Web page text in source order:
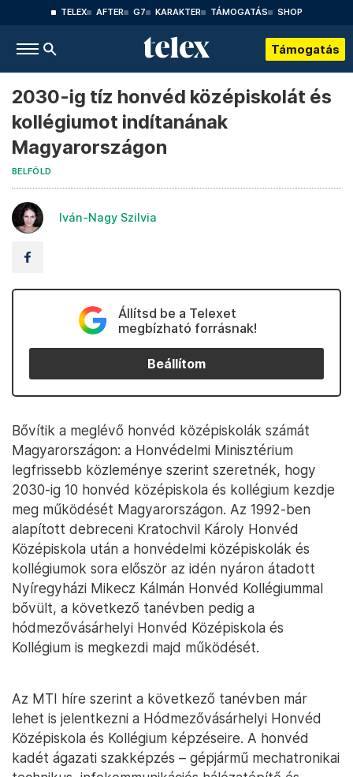
TELEX AFTER G7 KARAKTER TÁMOGATÁS SHOP
Támogatás
2030-ig tíz honvéd középiskolát és
kollégiumot indítanának
Magyarországon
BELFÖLD
Iván-Nagy Szilvia
Állítsd be a Telexet
megbízható forrásnak!
Beállítom
Bővítik a meglévő honvéd középiskolák számát
Magyarországon: a Honvédelmi Minisztérium
legfrissebb közleménye szerint szeretnék, hogy
2030-ig 10 honvéd középiskola és kollégium kezdje
meg működését Magyarországon. Az 1992-ben
alapított debreceni Kratochvil Károly Honvéd
Középiskola után a honvédelmi középiskolák és
kollégiumok sora először az idén nyáron átadott
Nyíregyházi Mikecz Kálmán Honvéd Kollégiummal
bővült, a következő tanévben pedig a
hódmezővásárhelyi Honvéd Középiskola és
Kollégium is megkezdi majd működését.
Az MTI híre szerint a következő tanévben már
lehet is jelentkezni a Hódmezővásárhelyi Honvéd
Középiskola és Kollégium képzéseire. A honvéd
kadét ágazati szakképzés – gépjármű mechatronikai